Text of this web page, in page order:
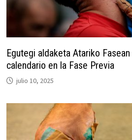
Egutegi aldaketa Atariko
calendario en la Fase Previa
julio 10, 2025